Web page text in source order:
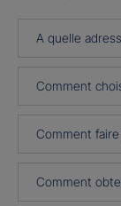
A quelle
Comment
Comment
Comment